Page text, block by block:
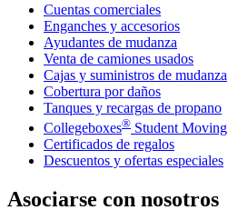
Cuentas comerciales
Enganches y accesorios
Ayudantes de mudanza
Venta de camiones usados
Cajas y suministros de mudanza
Cobertura por daños
Tanques y recargas de propano
Collegeboxes® Student Moving
Certificados de regalos
Descuentos y ofertas especiales
Asociarse con nosotros